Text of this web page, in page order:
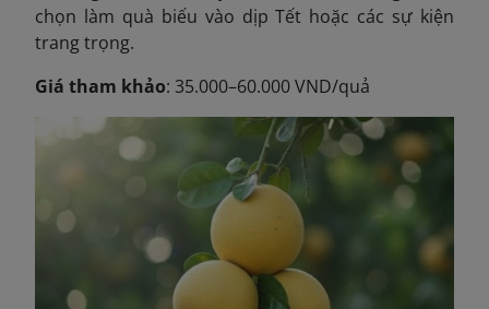
chọn làm quà biếu vào dịp Tết hoặc các sự kiện
trang trọng.
Giá tham khảo: 35.000–60.000 VND/quả